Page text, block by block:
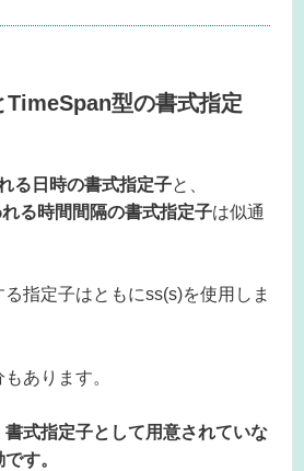
TimeSpan型の書式指定
る日時の書式指定子と、
る時間間隔の書式指定子は似通
指定子はともにss(s)を使用しま
あります。
書式指定子として用意されていな
す。